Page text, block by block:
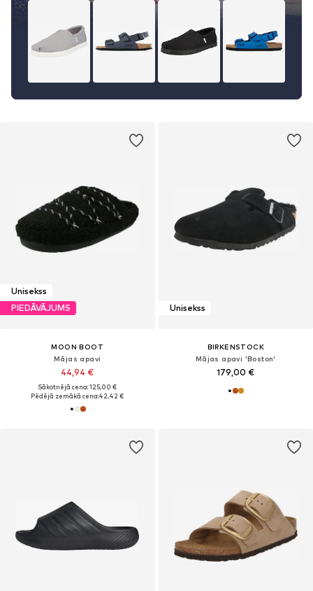
Unisekss
PIEDĀVĀJUMS
MOON BOOT
Mājas apavi
44,94 €
Sākotnējā cena: 125,00 €
Pēdējā zemākā cena:42,42 €
Unisekss
BIRKENSTOCK
Mājas apavi 'Boston'
179,00 €